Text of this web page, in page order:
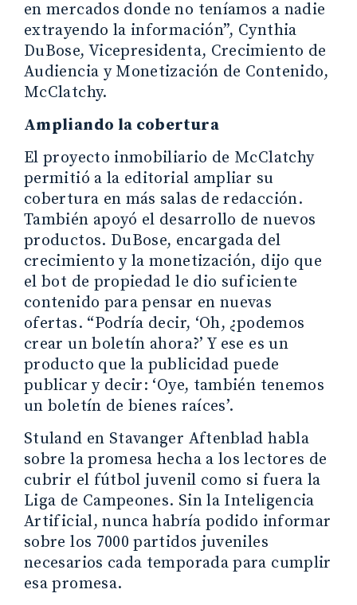
en mercados donde no teníamos a nadie
extrayendo la información”, Cynthia
DuBose, Vicepresidenta, Crecimiento de
Audiencia y Monetización de Contenido,
McClatchy.
Ampliando la cobertura
El proyecto inmobiliario de McClatchy
permitió a la editorial ampliar su
cobertura en más salas de redacción.
También apoyó el desarrollo de nuevos
productos. DuBose, encargada del
crecimiento y la monetización, dijo que
el bot de propiedad le dio suficiente
contenido para pensar en nuevas
ofertas. “Podría decir, ‘Oh, ¿podemos
crear un boletín ahora?’ Y ese es un
producto que la publicidad puede
publicar y decir: ‘Oye, también tenemos
un boletín de bienes raíces’.
Stuland en Stavanger Aftenblad habla
sobre la promesa hecha a los lectores de
cubrir el fútbol juvenil como si fuera la
Liga de Campeones. Sin la Inteligencia
Artificial, nunca habría podido informar
sobre los 7000 partidos juveniles
necesarios cada temporada para cumplir
esa promesa.